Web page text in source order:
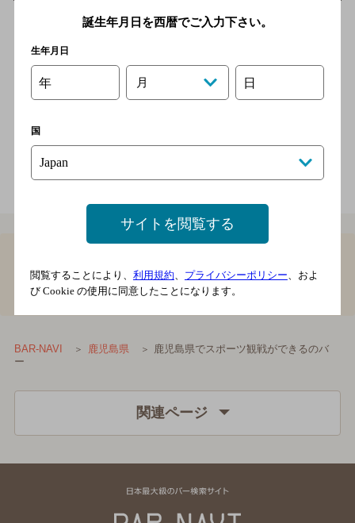
国分のオアシス的ダイニングバー。中華料理出身のマスターが手
がける創作中華メニューと、種類豊富なカクテルが楽しめます。
広々…
ＪＲ日豊本線 国分駅より徒歩8分
2,000円以上～3,000円未満
店内喫煙可（禁煙席なし）
電話をかける
0995-47-2326
鹿児島県でスポーツ観戦ができるのバーTOP
BAR-NAVI 鹿児島県
鹿児島県でスポーツ観戦ができるのバ
ー
関連ページ
誕生年月日を西暦でご入力下さい。
生年月日
年 月 日
国
サイトを閲覧する
閲覧することにより、 利用規約、 プライバシーポリシー、およ
び Cookie の使用に同意したことになります。